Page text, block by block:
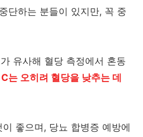
단하는 분들이 있지만, 꼭 중
유사해 혈당 측정에서 혼동
는 오히려 혈당을 낮추는 데
좋으며, 당뇨 합병증 예방에